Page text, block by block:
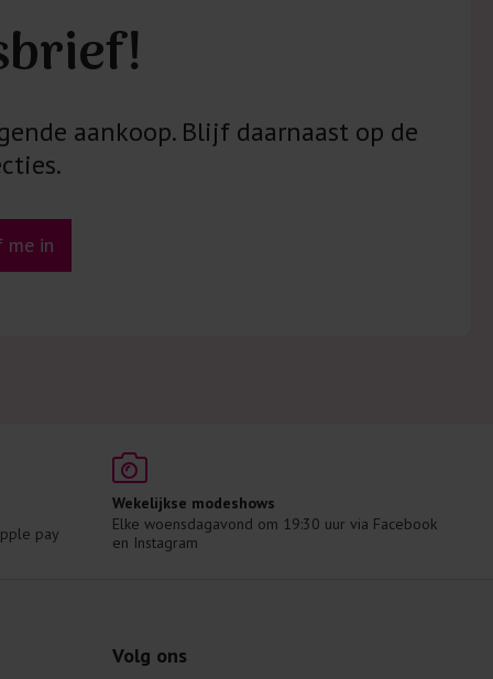
aankoop. Blijf daarnaast op de
me in
pay
Wekelijkse modeshows
Elke woensdagavond om 19:30 uur via Facebook
en Instagram
Volg ons